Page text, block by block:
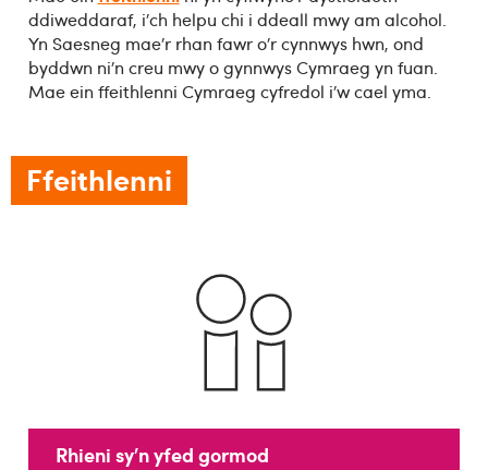
ddiweddaraf, i’ch helpu chi i ddeall mwy am alcohol.
Yn Saesneg mae’r rhan fawr o’r cynnwys hwn, ond
byddwn ni’n creu mwy o gynnwys Cymraeg yn fuan.
Mae ein ffeithlenni Cymraeg cyfredol i’w cael yma.
Ffeithlenni
Rhieni sy’n yfed gormod